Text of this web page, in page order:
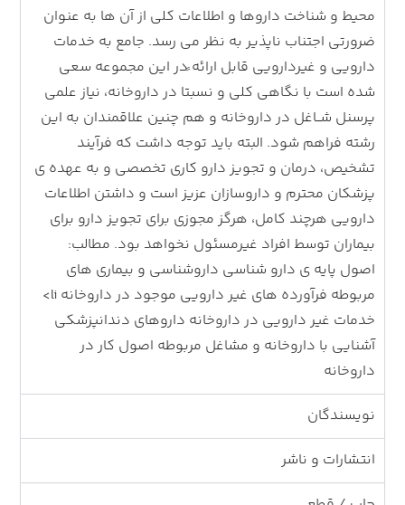
محیط و شناخت داروها و اطلاعات کلی از آن ها به عنوان
ضرورتی اجتناب ناپذیر به نظر می رسد. جامع به خدمات
دارویی و غیردارویی قابل ارائه ًدر این مجموعه سعی
شده است با نگاهی کلی و نسبتا در داروخانه، نیاز علمی
پرسنل شــاغل در داروخانه و هم چنین علاقمندان به این
رشته فراهم شود. البته باید توجه داشت که فرآیند
تشخیص، درمان و تجویز دارو کاری تخصصی و به عهده ی
پزشکان محترم و داروسازان عزیز است و داشتن اطلاعات
دارویی هرچند کامل، هرگز مجوزی برای تجویز دارو برای
بیماران توسط افراد غیرمسئول نخواهد بود. مطالب:
اصول پایه ی دارو شناسی داروشناسی و بیماری های
مربوطه فرآورده های غیر دارویی موجود در داروخانه li>
خدمات غیر دارویی در داروخانه داروهای دندانپزشکی
آشنایی با داروخانه و مشاغل مربوطه اصول کار در
داروخانه
نویسندگان
انتشارات و ناشر